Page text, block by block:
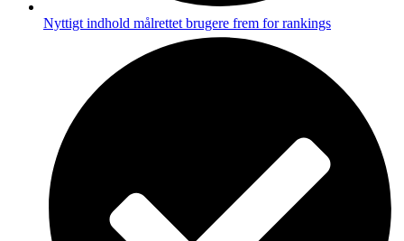
Nyttigt indhold målrettet brugere frem for rankings